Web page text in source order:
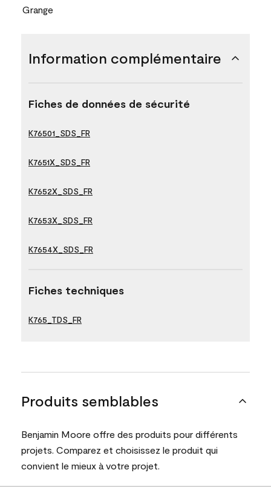
Grange
Information complémentaire
Fiches de données de sécurité
K76501_SDS_FR
K7651X_SDS_FR
K7652X_SDS_FR
K7653X_SDS_FR
K7654X_SDS_FR
Fiches techniques
K765_TDS_FR
Produits semblables
Benjamin Moore offre des produits pour différents
projets. Comparez et choisissez le produit qui
convient le mieux à votre projet.